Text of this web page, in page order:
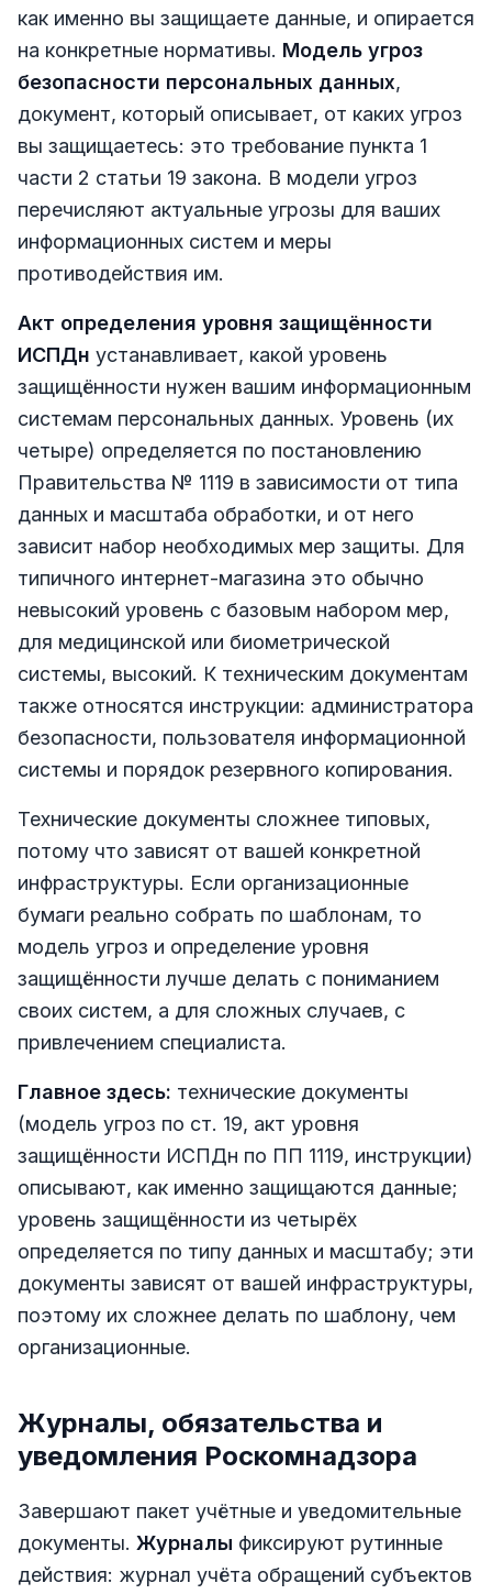
как именно вы защищаете данные, и опирается
на конкретные нормативы. Модель угроз
безопасности персональных данных,
документ, который описывает, от каких угроз
вы защищаетесь: это требование пункта 1
части 2 статьи 19 закона. В модели угроз
перечисляют актуальные угрозы для ваших
информационных систем и меры
противодействия им.
Акт определения уровня защищённости
ИСПДн устанавливает, какой уровень
защищённости нужен вашим информационным
системам персональных данных. Уровень (их
четыре) определяется по постановлению
Правительства № 1119 в зависимости от типа
данных и масштаба обработки, и от него
зависит набор необходимых мер защиты. Для
типичного интернет-магазина это обычно
невысокий уровень с базовым набором мер,
для медицинской или биометрической
системы, высокий. К техническим документам
также относятся инструкции: администратора
безопасности, пользователя информационной
системы и порядок резервного копирования.
Технические документы сложнее типовых,
потому что зависят от вашей конкретной
инфраструктуры. Если организационные
бумаги реально собрать по шаблонам, то
модель угроз и определение уровня
защищённости лучше делать с пониманием
своих систем, а для сложных случаев, с
привлечением специалиста.
Главное здесь: технические документы
(модель угроз по ст. 19, акт уровня
защищённости ИСПДн по ПП 1119, инструкции)
описывают, как именно защищаются данные;
уровень защищённости из четырёх
определяется по типу данных и масштабу; эти
документы зависят от вашей инфраструктуры,
поэтому их сложнее делать по шаблону, чем
организационные.
Журналы, обязательства и
уведомления Роскомнадзора
Завершают пакет учётные и уведомительные
документы. Журналы фиксируют рутинные
действия: журнал учёта обращений субъектов